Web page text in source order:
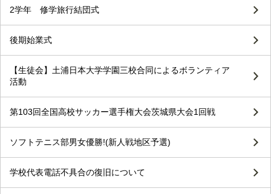
2学年 修学旅行結団式
後期始業式
【生徒会】土浦日本大学学園三校合同によるボランティア
活動
第103回全国高校サッカー選手権大会茨城県大会1回戦
ソフトテニス部男女優勝!(新人戦地区予選)
学校代表電話不具合の復旧について